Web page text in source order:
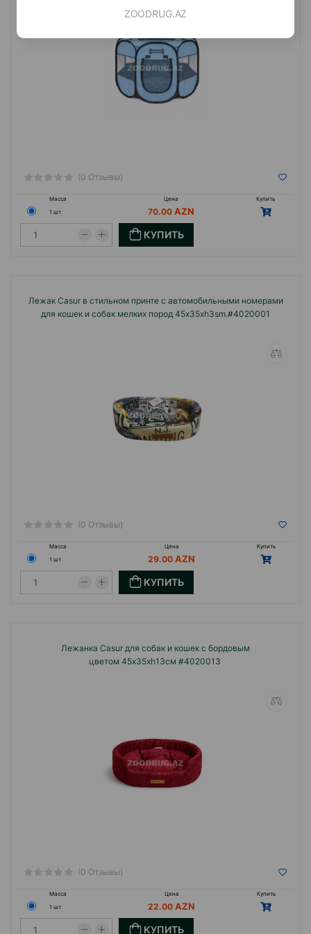
ZOODRUG.AZ
(0 Отзывы)
Масса Цена
Купить
1 шт
70.00
КУПИТЬ
Лежак Casur в стильном принте с автомобильными номерами
для кошек и собак мелких пород 45x35xh3sm.#4020001
(0 Отзывы)
Масса Цена
Купить
1 шт
29.00
КУПИТЬ
Лежанка Casur для собак и кошек c бордовым
цветом 45x35xh13см #4020013
(0 Отзывы)
Масса Цена
Купить
1 шт
22.00
КУПИТЬ